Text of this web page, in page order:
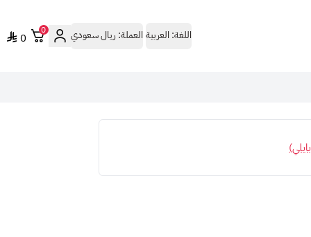
اللغة: العربية العملة:ريال سعودي 0
0